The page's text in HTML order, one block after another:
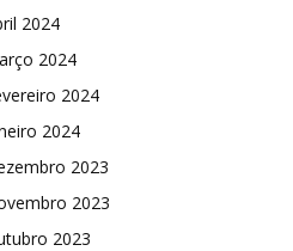
2024
2024
2024
2024
2023
2023
2023